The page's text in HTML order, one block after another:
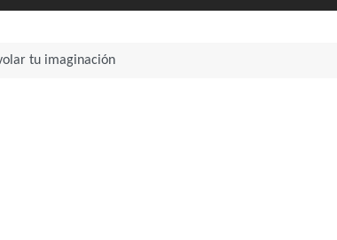
tu imaginación